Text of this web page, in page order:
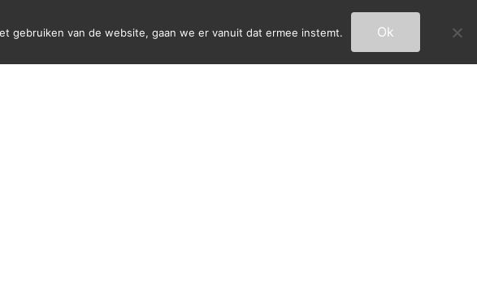
gebruiken van de website, gaan we er vanuit dat ermee instemt. Ok